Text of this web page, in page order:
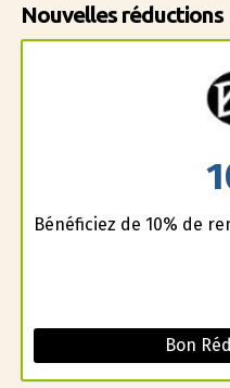
Nouvelles réductions
Bénéficiez de 10% de
Bon